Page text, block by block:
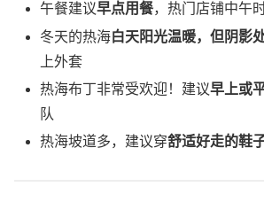
午餐建议早点用餐，热门店铺中午
冬天的热海白天阳光温暖，但阴影
上外套
热海布丁非常受欢迎！建议早上或
队
热海坡道多，建议穿舒适好走的鞋